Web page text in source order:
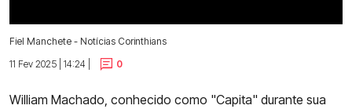
Fiel Manchete - Notícias Corinthians
11 Fev 2025 | 14:24 |
0
William Machado, conhecido como "Capita" durante sua